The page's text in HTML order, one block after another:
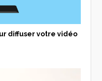
diffuser votre vidéo